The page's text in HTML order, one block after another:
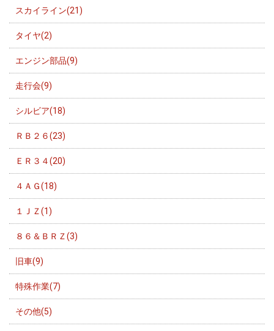
スカイライン(21)
タイヤ(2)
エンジン部品(9)
走行会(9)
シルビア(18)
ＲＢ２６(23)
ＥＲ３４(20)
４ＡＧ(18)
１ＪＺ(1)
８６＆ＢＲＺ(3)
旧車(9)
特殊作業(7)
その他(5)